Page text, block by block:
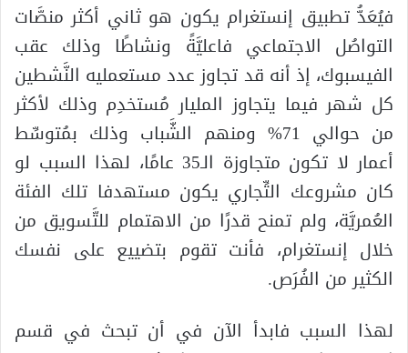
فيُعَدُّ تطبيق إنستغرام يكون هو ثاني أكثر منصَّات
التواصُل الاجتماعي فاعليَّةً ونشاطًا وذلك عقب
الفيسبوك، إذ أنه قد تجاوز عدد مستعمليه النَّشطين
كل شهر فيما يتجاوز المليار مُستخدِم وذلك لأكثر
من حوالي 71% ومنهم الشَّباب وذلك بمُتوسِّط
أعمار لا تكون متجاوزة الـ35 عامًا، لهذا السبب لو
كان مشروعك التِّجاري يكون مستهدفا تلك الفئة
العُمريَّة، ولم تمنح قدرًا من الاهتمام للتَّسويق من
خلال إنستغرام، فأنت تقوم بتضييع على نفسك
الكثير من الفُرَص.
لهذا السبب فابدأ الآن في أن تبحث في قسم